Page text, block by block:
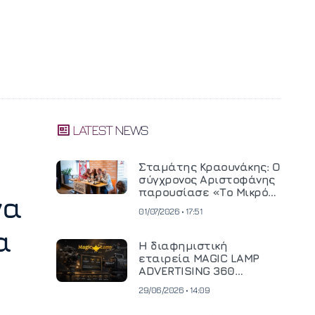
LATEST NEWS
Σταμάτης Κραουνάκης: Ο
σύγχρονος Αριστοφάνης
παρουσίασε «Το Μικρό
01/07/2026 • 17:51
Η διαφημιστική
εταιρεία MAGIC LAMP
ADVERTISING 360
κινηματογραφική
29/06/2026 • 14:09